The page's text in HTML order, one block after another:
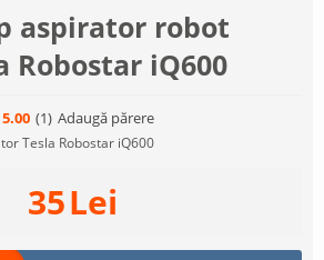
aspirator robot
Robostar iQ600
5.00 (1) Adaugă părere
Tesla Robostar iQ600
35Lei